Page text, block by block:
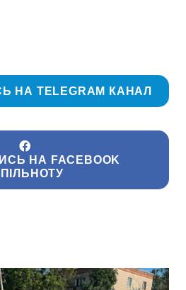
НА TELEGRAM КАНАЛ
НА FACEBOOK